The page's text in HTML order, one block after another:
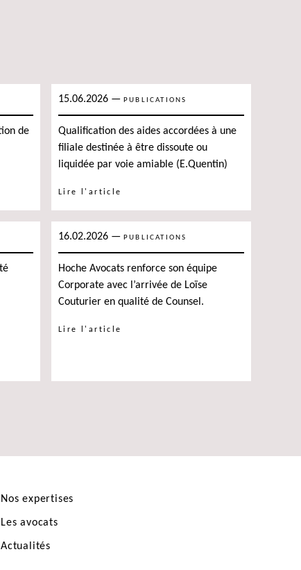
de
15.06.2026 — PUBLICATIONS
Qualification des aides accordées à une
filiale destinée à être dissoute ou
liquidée par voie amiable (E.Quentin)
Lire l'article
16.02.2026 — PUBLICATIONS
Hoche Avocats renforce son équipe
Corporate avec l’arrivée de Loïse
Couturier en qualité de Counsel.
Lire l'article
Nos expertises
Les avocats
Actualités